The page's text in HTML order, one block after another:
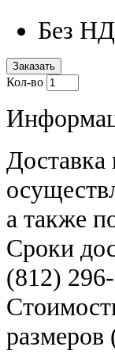
Без
Заказать
Кол-во
а также
Сроки
(812)
размеров